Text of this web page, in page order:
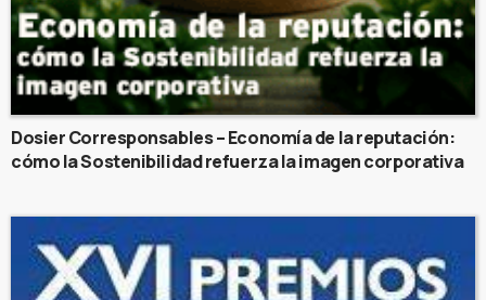
Dosier Corresponsables – Economía de la reputación:
cómo la Sostenibilidad refuerza la imagen corporativa